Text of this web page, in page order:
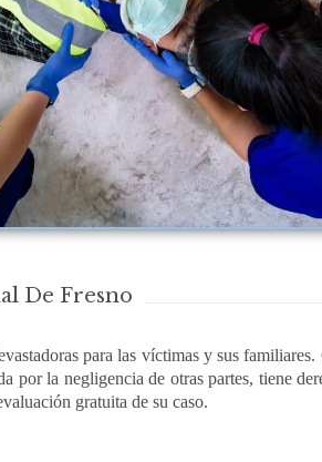
De Fresno
para las víctimas y sus
por la negligencia de otras partes, tiene
gratuita de su caso.